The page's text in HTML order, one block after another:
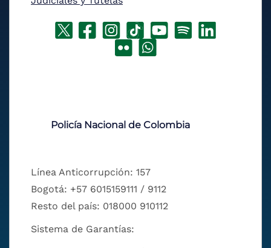
Policía Nacional de Colombia
Línea Anticorrupción: 157
Bogotá: +57 6015159111 / 9112
Resto del país: 018000 910112
Sistema de Garantías: